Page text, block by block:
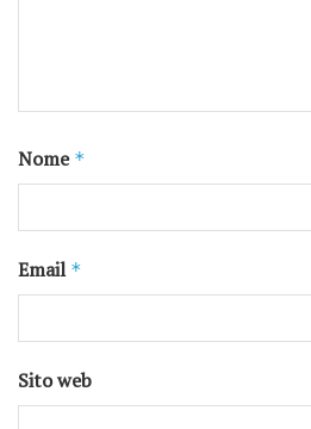
Nome *
Email *
Sito web